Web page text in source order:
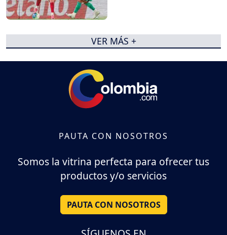
VER MÁS +
PAUTA CON NOSOTROS
Somos la vitrina perfecta para ofrecer tus
productos y/o servicios
PAUTA CON NOSOTROS